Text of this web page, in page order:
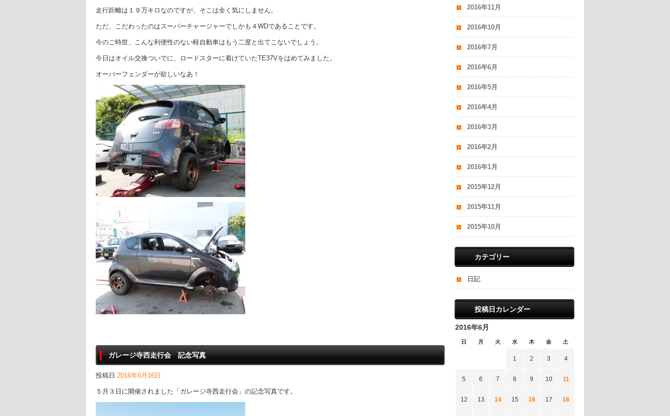
走行距離は１９万キロなのですが、そこは全く気にしません。
ただ、こだわったのはスーパーチャージャーでしかも４WDであることです。
今のご時世、こんな利便性のない軽自動車はもう二度と出てこないでしょう。
今日はオイル交換ついでに、ロードスターに着けていたTE37Vをはめてみました。
オーバーフェンダーが欲しいなあ！
ガレージ寺西走行会 記念写真
投稿日 2016年6月16日
５月３日に開催されました「ガレージ寺西走行会」の記念写真です。
2016年11月
2016年10月
2016年7月
2016年6月
2016年5月
2016年4月
2016年3月
2016年2月
2016年1月
2015年12月
2015年11月
2015年10月
カテゴリー
日記
投稿日カレンダー
2016年6月
日 月 火 水 木 金 土
1 2 3 4
5 6 7 8 9 10 11
12 13 14 15 16 17 18